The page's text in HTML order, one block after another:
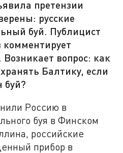
претензии
русские
буй. Публицист
вопрос: как
Балтику, если
буй?
Россию в
буя в Финском
российские
прибор в